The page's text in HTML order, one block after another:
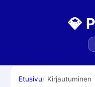
💎
Etusivu Kirjautuminen